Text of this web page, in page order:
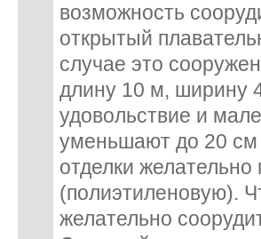
возможность
открытый
случае это
длину 10 м, ширину
удовольствие и
уменьшают до 20 см
отделки
(полиэтиленовую).
желательно